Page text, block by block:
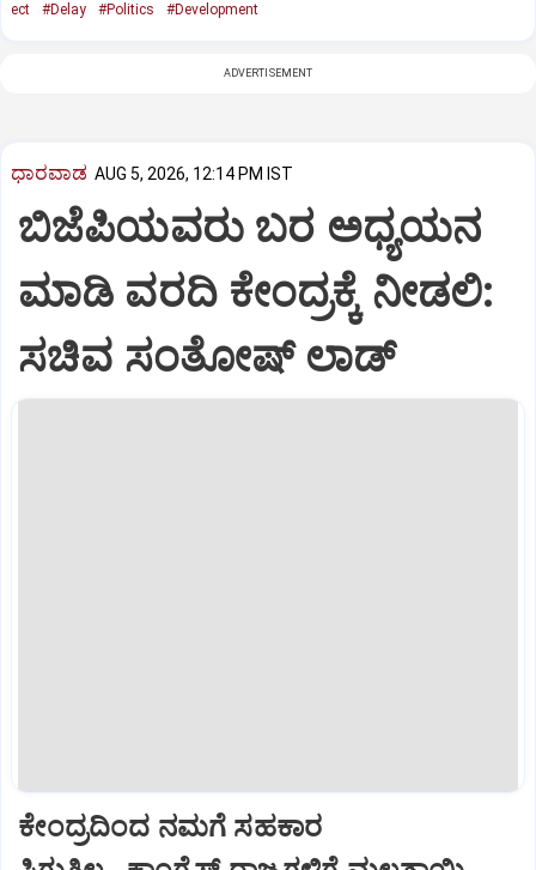
ect
#Delay #Politics #Development
ADVERTISEMENT
ಧಾರವಾಡ AUG 5, 2026, 12:14 PM IST
ಬಿಜೆಪಿಯವರು ಬರ ಅಧ್ಯಯನ
ಮಾಡಿ ವರದಿ ಕೇಂದ್ರಕ್ಕೆ ನೀಡಲಿ‌:
ಸಚಿವ ಸಂತೋಷ್ ಲಾಡ್
ಕೇಂದ್ರದಿಂದ ನಮಗೆ ಸಹಕಾರ